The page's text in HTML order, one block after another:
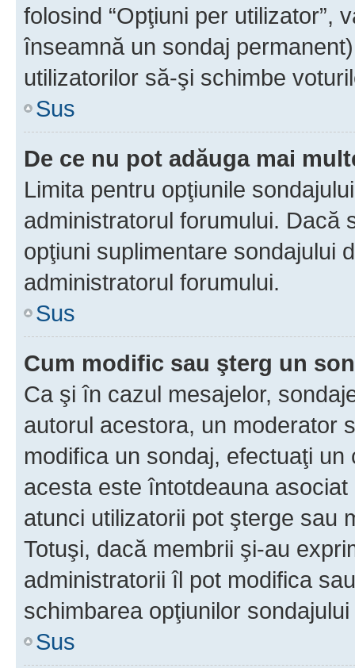
folosind “Opţiuni per utilizator”,
înseamnă un sondaj
utilizatorilor să-şi schimbe
Sus
De ce nu pot adăuga mai
Limita pentru opţiunile
administratorul forumului. Dacă
opţiuni suplimentare sondajului
administratorul forumului.
Sus
Cum modific sau şterg un
Ca şi în cazul mesajelor,
autorul acestora, un moderator
modifica un sondaj, efectuaţi
acesta este întotdeauna
atunci utilizatorii pot şterge sau
Totuşi, dacă membrii şi-au
administratorii îl pot modifica
schimbarea opţiunilor
Sus